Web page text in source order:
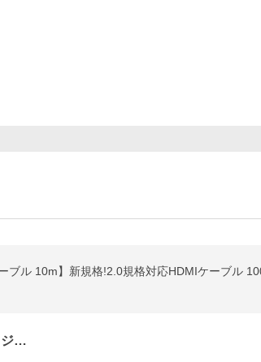
ル 10m】新規格!2.0規格対応HDMIケーブル
ジ…